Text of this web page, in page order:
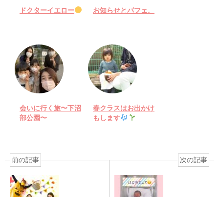
ドクターイエロー お知らせとパフェ。
会いに行く旅〜下沼
部公園〜
春クラスはお出かけ
もします
前の記事 次の記事